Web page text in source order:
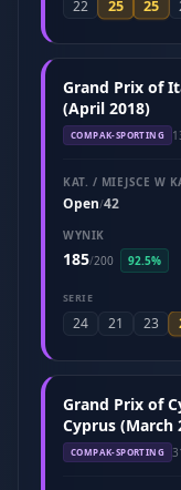
22 25 25
Grand Prix of
(April 2018)
COMPAK-SPORTING
KAT. / MIEJSCE W
Open/42
WYNIK
185/200 92.5%
SERIE
24 21 23
Grand Prix of
Cyprus (March
COMPAK-SPORTING